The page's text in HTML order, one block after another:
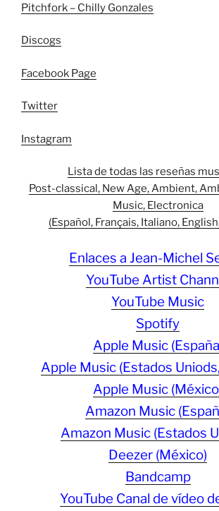
Pitchfork – Chilly Gonzales
Discogs
Facebook Page
Twitter
Instagram
Lista de todas las reseñas
Post-classical, New Age, Ambient,
Music, Electronica
(Español, Français, Italiano,
Enlaces a Jean-Michel
YouTube Artist
YouTube Music
Spotify
Apple Music
Apple Music (Estados
Apple Music
Amazon Music
Amazon Music (Estados
Deezer (México)
Bandcamp
YouTube Canal de vídeo